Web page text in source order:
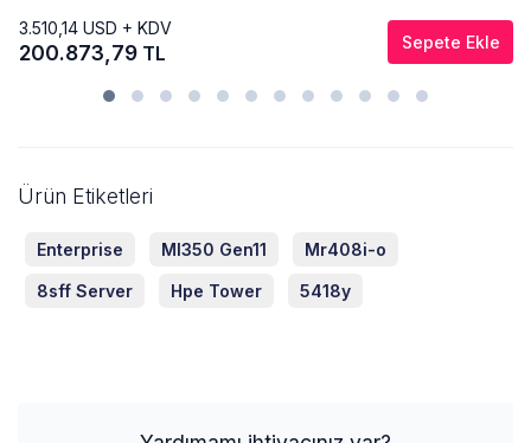
3.510,14 USD + KDV
200.873,79 TL Sepete Ekle
Ürün Etiketleri
Enterprise Ml350 Gen11 Mr408i-o
8sff Server Hpe Tower 5418y